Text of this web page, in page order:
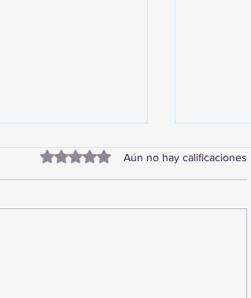
Obtuvo 0 de 5 estrellas.
Aún no hay calificaciones